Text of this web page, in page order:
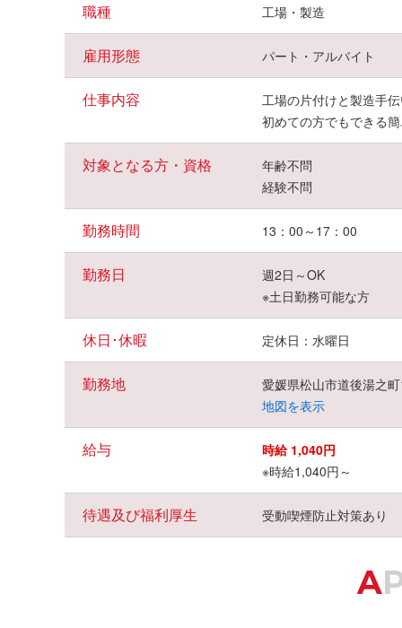
職種 工場・製造
雇用形態 パート・アルバイト
仕事内容
工場の片付けと製造手
初めての方でもできる
対象となる方・資格
年齢不問
経験不問
勤務時間 13：00～17：00
勤務日
週2日～OK
※土日勤務可能な方
休日･休暇 定休日：水曜日
勤務地
愛媛県松山市道後湯之
地図を表示
給与
時給 1,040円
※時給1,040円～
待遇及び福利厚生 受動喫煙防止対策あり